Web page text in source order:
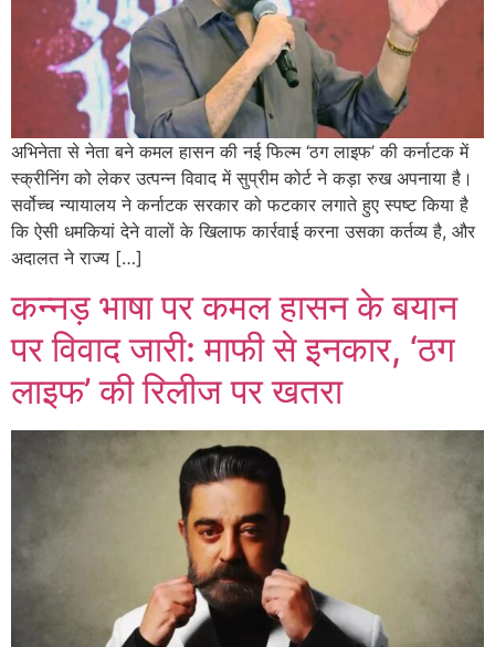
अभिनेता से नेता बने कमल हासन की नई फिल्म ‘ठग लाइफ’ की कर्नाटक में
स्क्रीनिंग को लेकर उत्पन्न विवाद में सुप्रीम कोर्ट ने कड़ा रुख अपनाया है।
सर्वोच्च न्यायालय ने कर्नाटक सरकार को फटकार लगाते हुए स्पष्ट किया है
कि ऐसी धमकियां देने वालों के खिलाफ कार्रवाई करना उसका कर्तव्य है, और
अदालत ने राज्य […]
कन्नड़ भाषा पर कमल हासन के बयान
पर विवाद जारी: माफी से इनकार, ‘ठग
लाइफ’ की रिलीज पर खतरा